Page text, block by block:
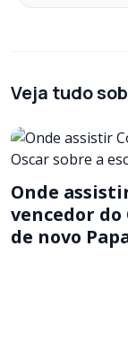
Veja tudo
Onde
vencedor do
de novo